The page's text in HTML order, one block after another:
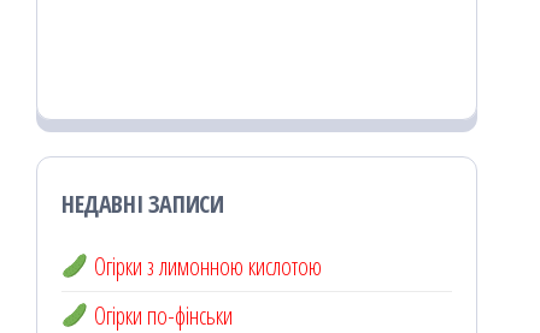
НЕДАВНІ ЗАПИСИ
Огірки з лимонною кислотою
Огірки по-фінськи